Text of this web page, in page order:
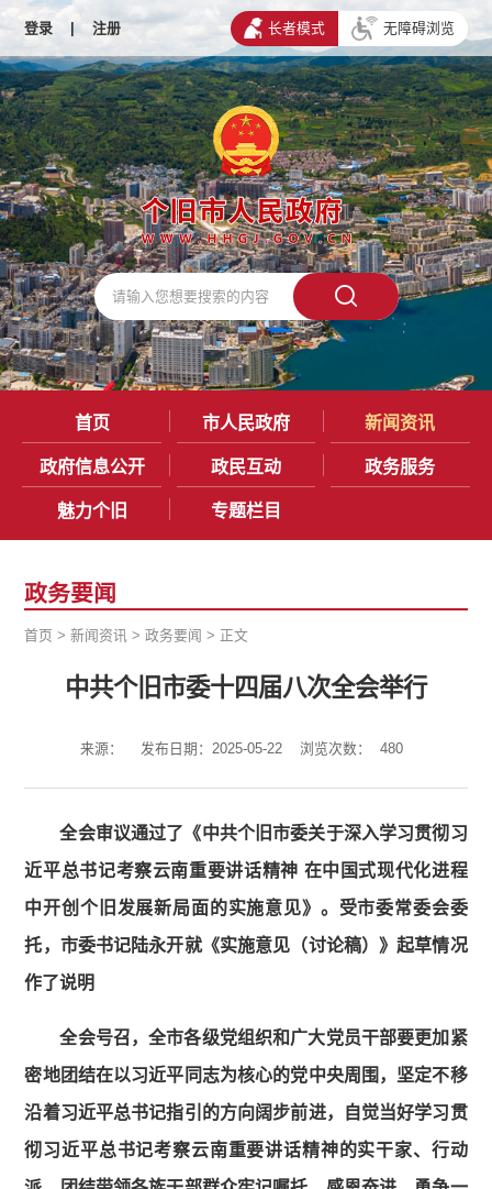
登录 | 注册 长者模式 无障碍浏览
首页 市人民政府 新闻资讯
政府信息公开 政民互动 政务服务
魅力个旧 专题栏目
政务要闻
首页 >新闻资讯 >政务要闻 > 正文
中共个旧市委十四届八次全会举行
来源： 发布日期：2025-05-22 浏览次数： 480
全会审议通过了《中共个旧市委关于深入学习贯彻习
近平总书记考察云南重要讲话精神 在中国式现代化进程
中开创个旧发展新局面的实施意见》。受市委常委会委
托，市委书记陆永开就《实施意见（讨论稿）》起草情况
作了说明
全会号召，全市各级党组织和广大党员干部要更加紧
密地团结在以习近平同志为核心的党中央周围，坚定不移
沿着习近平总书记指引的方向阔步前进，自觉当好学习贯
彻习近平总书记考察云南重要讲话精神的实干家、行动